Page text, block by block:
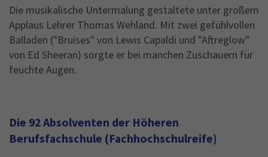
Die musikalische Untermalung gestaltete unter großem
Applaus Lehrer Thomas Wehland. Mit zwei gefühlvollen
Balladen ("Bruises" von Lewis Capaldi und "Aftreglow"
von Ed Sheeran) sorgte er bei manchen Zuschauern für
feuchte Augen.
Die 92 Absolventen der Höheren
Berufsfachschule (Fachhochschulreife)